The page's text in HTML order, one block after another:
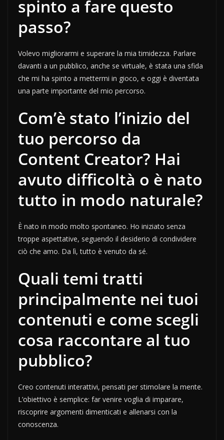
spinto a fare questo
passo?
Volevo migliorarmi e superare la mia timidezza. Parlare
davanti a un pubblico, anche se virtuale, è stata una sfida
che mi ha spinto a mettermi in gioco, e oggi è diventata
una parte importante del mio percorso.
Com’è stato l’inizio del
tuo percorso da
Content Creator? Hai
avuto difficoltà o è nato
tutto in modo naturale?
È nato in modo molto spontaneo. Ho iniziato senza
troppe aspettative, seguendo il desiderio di condividere
ciò che amo. Da lì, tutto è venuto da sé.
Quali temi tratti
principalmente nei tuoi
contenuti e come scegli
cosa raccontare al tuo
pubblico?
Creo contenuti interattivi, pensati per stimolare la mente.
L’obiettivo è semplice: far venire voglia di imparare,
riscoprire argomenti dimenticati e allenarsi con la
conoscenza.